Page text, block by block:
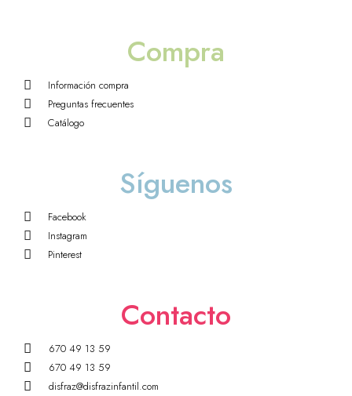
Compra
Información compra
Preguntas frecuentes
Catálogo
Síguenos
Facebook
Instagram
Pinterest
Contacto
670 49 13 59
670 49 13 59
disfraz@disfrazinfantil.com